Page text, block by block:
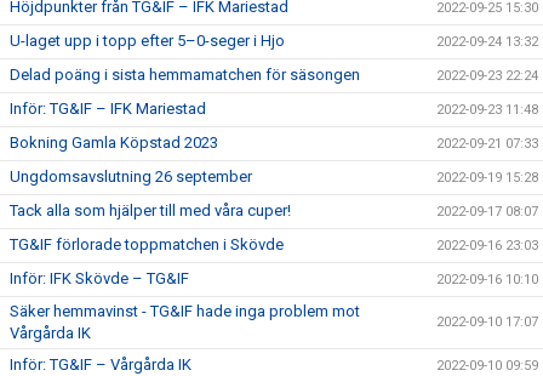
Höjdpunkter från TG&IF – IFK Mariestad 2022-09-25 15:30
U-laget upp i topp efter 5–0-seger i Hjo 2022-09-24 13:32
Delad poäng i sista hemmamatchen för säsongen 2022-09-23 22:24
Inför: TG&IF – IFK Mariestad 2022-09-23 11:48
Bokning Gamla Köpstad 2023 2022-09-21 07:33
Ungdomsavslutning 26 september 2022-09-19 15:28
Tack alla som hjälper till med våra cuper! 2022-09-17 08:07
TG&IF förlorade toppmatchen i Skövde 2022-09-16 23:03
Inför: IFK Skövde – TG&IF 2022-09-16 10:10
Säker hemmavinst - TG&IF hade inga problem mot
Vårgårda IK
2022-09-10 17:07
Inför: TG&IF – Vårgårda IK 2022-09-10 09:59